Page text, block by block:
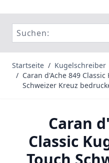
Startseite / Kugelschreiber
/ Caran d'Ache 849
Schweizer Kreuz
Caran
Classic